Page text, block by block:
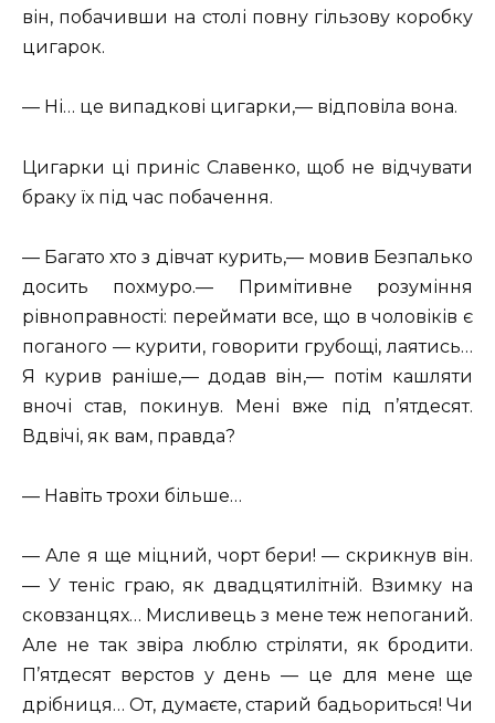
він, побачивши на столі повну гільзову коробку
цигарок.
— Ні… це випадкові цигарки,— відповіла вона.
Цигарки ці приніс Славенко, щоб не відчувати
браку їх під час побачення.
— Багато хто з дівчат курить,— мовив Безпалько
досить похмуро.— Примітивне розуміння
рівноправності: переймати все, що в чоловіків є
поганого — курити, говорити грубощі, лаятись…
Я курив раніше,— додав він,— потім кашляти
вночі став, покинув. Мені вже під п’ятдесят.
Вдвічі, як вам, правда?
— Навіть трохи більше…
— Але я ще міцний, чорт бери! — скрикнув він.
— У теніс граю, як двадцятилітній. Взимку на
сковзанцях… Мисливець з мене теж непоганий.
Але не так звіра люблю стріляти, як бродити.
П’ятдесят верстов у день — це для мене ще
дрібниця… От, думаєте, старий бадьориться! Чи